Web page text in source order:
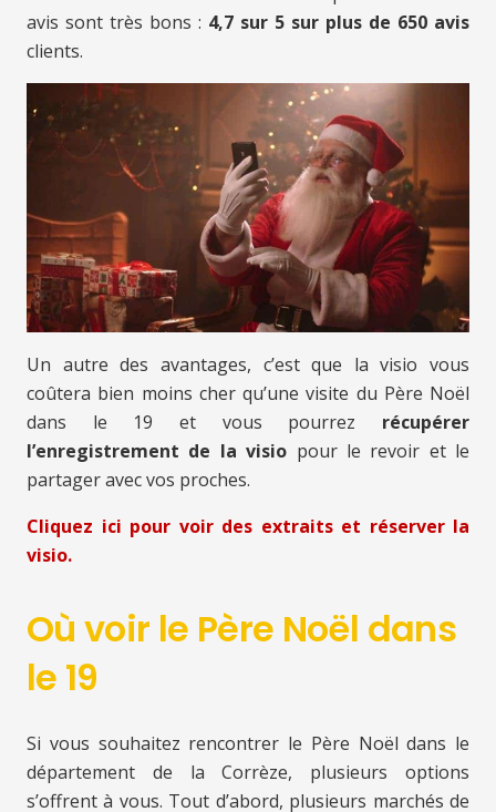
avis sont très bons : 4,7 sur 5 sur plus de 650 avis
clients.
Un autre des avantages, c’est que la visio vous
coûtera bien moins cher qu’une visite du Père Noël
dans le 19 et vous pourrez récupérer
l’enregistrement de la visio pour le revoir et le
partager avec vos proches.
Cliquez ici pour voir des extraits et réserver la
visio.
Où voir le Père Noël dans
le 19
Si vous souhaitez rencontrer le Père Noël dans le
département de la Corrèze, plusieurs options
s’offrent à vous. Tout d’abord, plusieurs marchés de